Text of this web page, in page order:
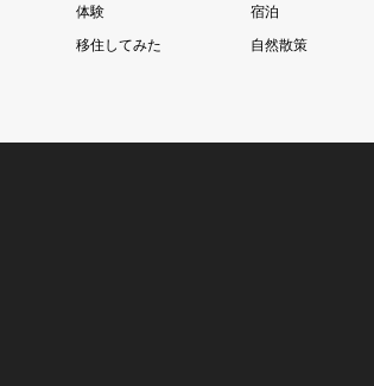
体験
宿泊
移住してみた
自然散策